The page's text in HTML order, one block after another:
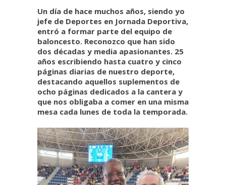
Un día de hace muchos años, siendo yo
jefe de Deportes en Jornada Deportiva,
entró a formar parte del equipo de
baloncesto. Reconozco que han sido
dos décadas y media apasionantes. 25
años escribiendo hasta cuatro y cinco
páginas diarias de nuestro deporte,
destacando aquellos suplementos de
ocho páginas dedicados a la cantera y
que nos obligaba a comer en una misma
mesa cada lunes de toda la temporada.